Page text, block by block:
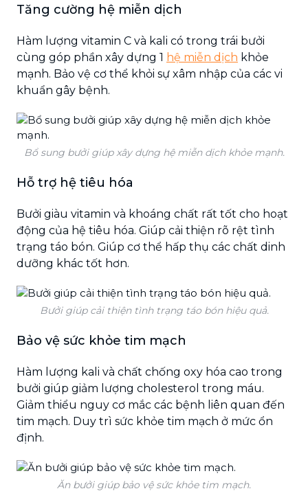
Tăng cường hệ miễn dịch
Hàm lượng vitamin C và kali có trong trái bưởi
cùng góp phần xây dựng 1 hệ miễn dịch khỏe
mạnh. Bảo vệ cơ thể khỏi sự xâm nhập của các vi
khuẩn gây bệnh.
Bổ sung bưởi giúp xây dựng hệ miễn dịch khỏe mạnh.
Hỗ trợ hệ tiêu hóa
Bưởi giàu vitamin và khoáng chất rất tốt cho hoạt
động của hệ tiêu hóa. Giúp cải thiện rõ rệt tình
trạng táo bón. Giúp cơ thể hấp thụ các chất dinh
dưỡng khác tốt hơn.
Bưởi giúp cải thiện tình trạng táo bón hiệu quả.
Bảo vệ sức khỏe tim mạch
Hàm lượng kali và chất chống oxy hóa cao trong
bưởi giúp giảm lượng cholesterol trong máu.
Giảm thiểu nguy cơ mắc các bệnh liên quan đến
tim mạch. Duy trì sức khỏe tim mạch ở mức ổn
định.
Ăn bưởi giúp bảo vệ sức khỏe tim mạch.